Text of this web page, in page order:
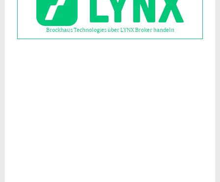
Brockhaus Technologies über LYNX Broker handeln